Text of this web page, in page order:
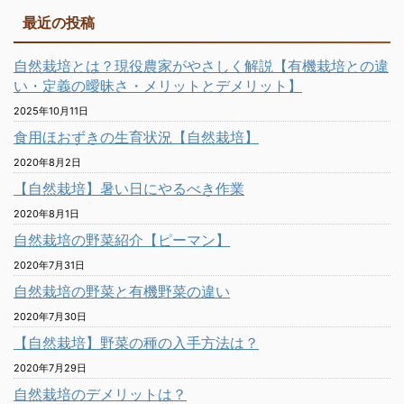
最近の投稿
自然栽培とは？現役農家がやさしく解説【有機栽培との違
い・定義の曖昧さ・メリットとデメリット】
2025年10月11日
食用ほおずきの生育状況【自然栽培】
2020年8月2日
【自然栽培】暑い日にやるべき作業
2020年8月1日
自然栽培の野菜紹介【ピーマン】
2020年7月31日
自然栽培の野菜と有機野菜の違い
2020年7月30日
【自然栽培】野菜の種の入手方法は？
2020年7月29日
自然栽培のデメリットは？